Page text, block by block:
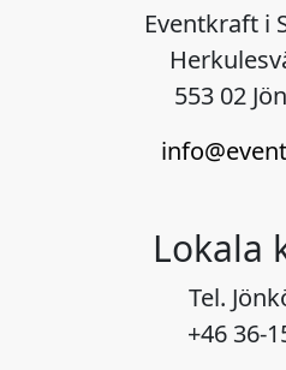
Eventkraft i
553 02
Lokala
Tel.
+46 36-